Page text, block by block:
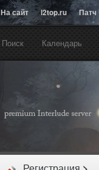
На сайт l2top.ru Патч
Поиск Календарь